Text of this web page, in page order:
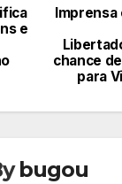
chance
para
e
bugou